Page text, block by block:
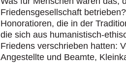
Friedensgesellschaft
Honoratioren, die in der
die sich aus humanistisch-
Friedens verschrieben hatten:
Angestellte und Beamte,